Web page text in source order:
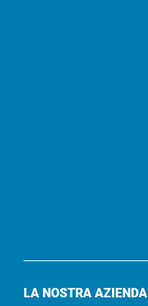
LA NOSTRA AZIENDA